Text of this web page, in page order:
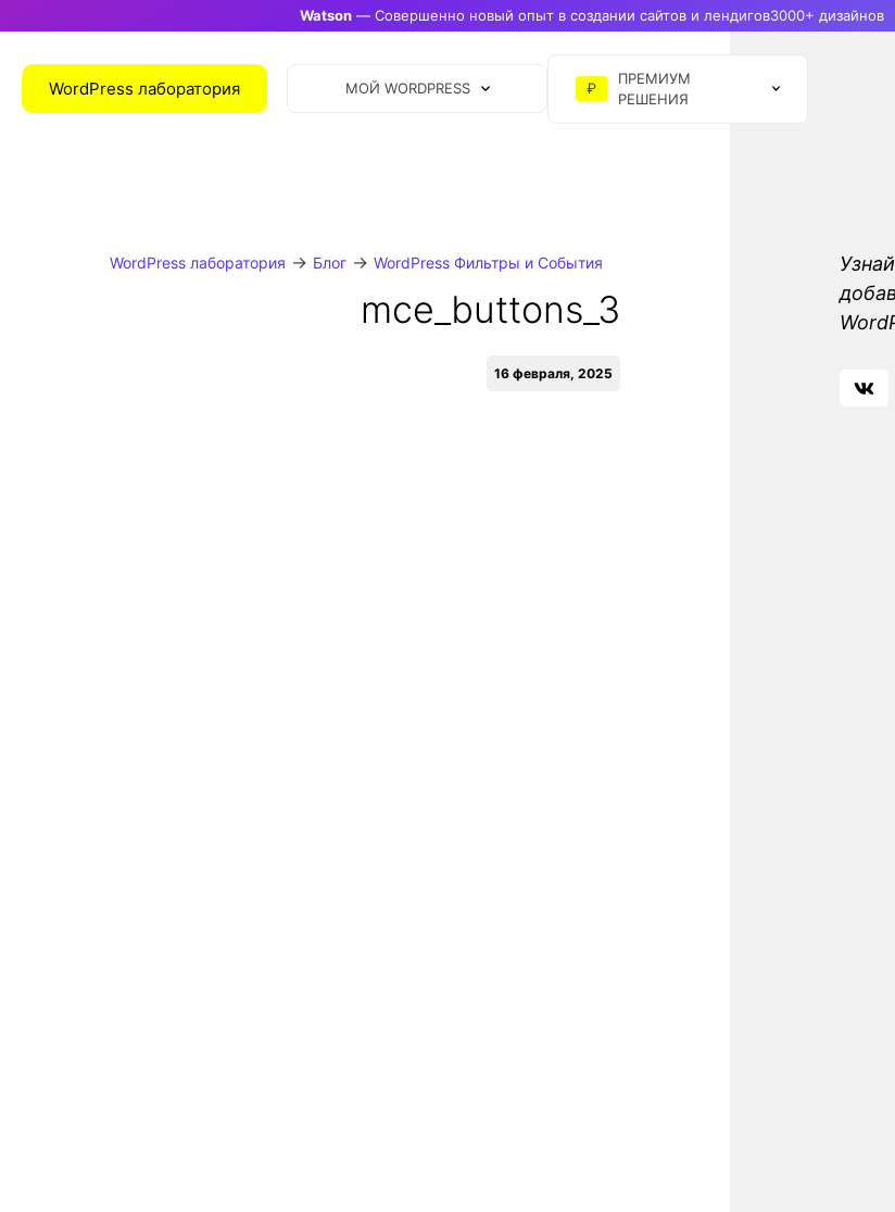
Watson — Совершенно новый опыт в создании сайтов и лендигов3000+ дизайнов
WordPress лаборатория МОЙ WORDPRESS ₽
ПРЕМИУМ
РЕШЕНИЯ
WordPress лаборатория → Блог→ WordPress Фильтры и События
mce_buttons_3
16 февраля, 2025